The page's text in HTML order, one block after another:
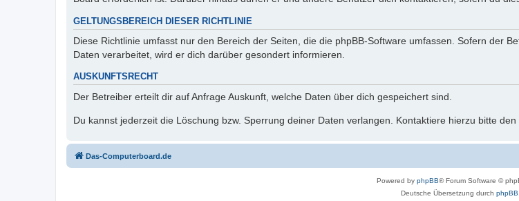
GELTUNGSBEREICH DIESER RICHTLINIE
Diese Richtlinie umfasst nur den Bereich der Seiten, die die phpBB-Software umfassen. Sofern der
Daten verarbeitet, wird er dich darüber gesondert informieren.
AUSKUNFTSRECHT
Der Betreiber erteilt dir auf Anfrage Auskunft, welche Daten über dich gespeichert sind.
Du kannst jederzeit die Löschung bzw. Sperrung deiner Daten verlangen. Kontaktiere hierzu bitte den
Das-Computerboard.de
Powered by phpBB® Forum Software ©
Deutsche Übersetzung durch